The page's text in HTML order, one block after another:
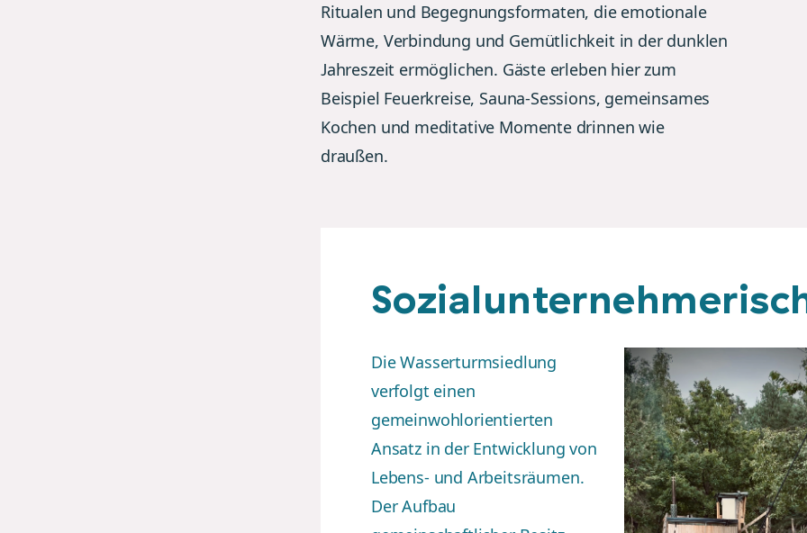
Ritualen und Begegnungsformaten, die emotionale
Wärme, Verbindung und Gemütlichkeit in der dunklen
Jahreszeit ermöglichen. Gäste erleben hier zum
Beispiel Feuerkreise, Sauna-Sessions, gemeinsames
Kochen und meditative Momente drinnen wie
draußen.
Die Wasserturmsiedlung
verfolgt einen
gemeinwohlorientierten
Ansatz in der Entwicklung von
Lebens- und Arbeitsräumen.
Der Aufbau